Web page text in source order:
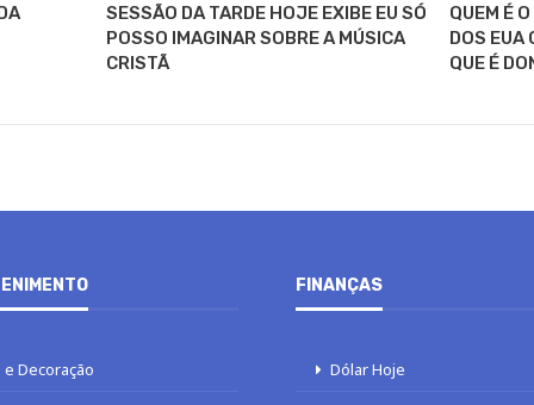
SESSÃO DA TARDE HOJE EXIBE EU SÓ
POSSO IMAGINAR SOBRE A MÚSICA
CRISTÃ
QUEM É
DOS EUA
QUE É
e Decoração
FINANÇAS
Dólar Hoje